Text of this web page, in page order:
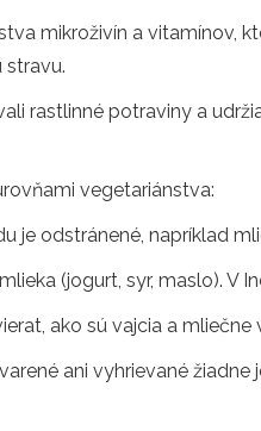
mikroživín a vitamínov,
stravu.
rastlinné potraviny a
vegetariánstva:
je odstránené, napríklad
(jogurt, syr, maslo). V
ako sú vajcia a
ani vyhrievané